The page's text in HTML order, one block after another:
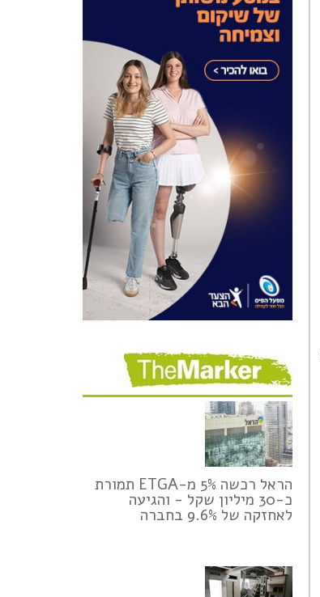
הראל רכשה 5% מ-ETGA תמורת
כ-30 מיליון שקל - והגיעה
לאחזקה של 9.6% בחברה